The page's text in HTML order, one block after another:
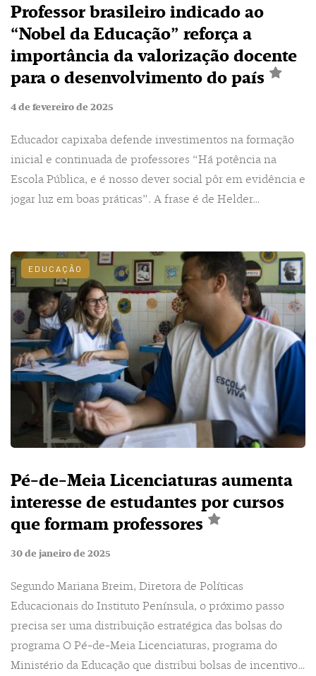
Professor brasileiro indicado ao
“Nobel da Educação” reforça a
importância da valorização docente
para o desenvolvimento do país
4 de fevereiro de 2025
Educador capixaba defende investimentos na formação
inicial e continuada de professores “Há potência na
Escola Pública, e é nosso dever social pôr em evidência e
jogar luz em boas práticas”. A frase é de Helder…
EDUCAÇÃO
Pé-de-Meia Licenciaturas aumenta
interesse de estudantes por cursos
que formam professores
30 de janeiro de 2025
Segundo Mariana Breim, Diretora de Políticas
Educacionais do Instituto Península, o próximo passo
precisa ser uma distribuição estratégica das bolsas do
programa O Pé-de-Meia Licenciaturas, programa do
Ministério da Educação que distribui bolsas de incentivo…